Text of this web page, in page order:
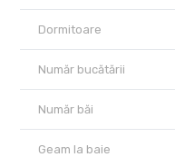
Dormitoare
Număr bucătării
Număr băi
Geam la baie